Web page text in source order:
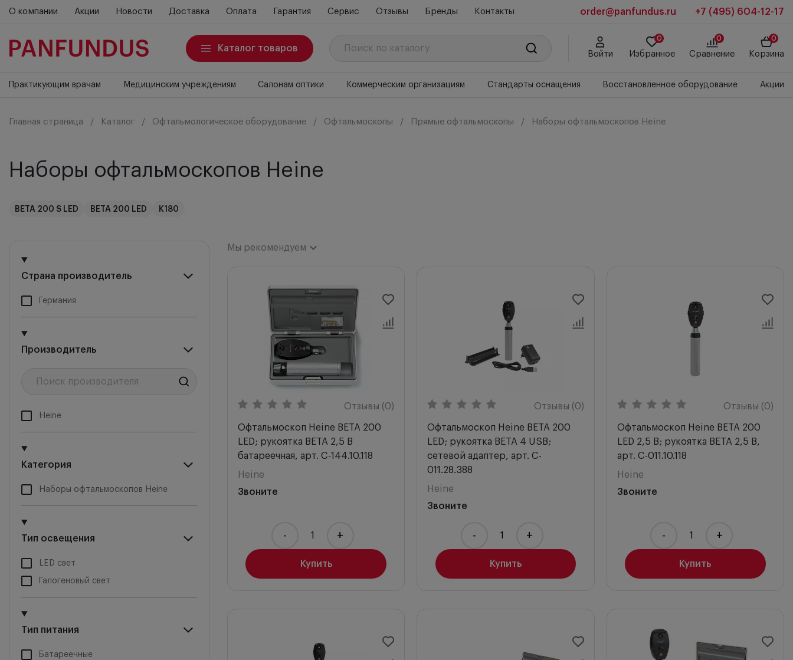
О компании Акции Новости Доставка Оплата Гарантия Сервис Отзывы Бренды Контакты order@panfundus.ru +7 (495) 604-12-17
Каталог товаров
Войти
0
Избранное
0
Сравнение
0
Корзина
Практикующим врачам Медицинским учреждениям Салонам оптики Коммерческим организациям Стандарты оснащения Восстановленное оборудование Акции
Главная страница Каталог Офтальмологическое оборудование Офтальмоскопы Прямые офтальмоскопы Наборы офтальмоскопов Heine
Наборы офтальмоскопов Heine
BETA 200 S LED BETA 200 LED K180
Мы рекомендуем
Новинки
Цена по возрастанию
Цена по убыванию
Сначала с высоким рейтингом
Отзывы (0)
Офтальмоскоп Heine BETA 200
LED; рукоятка BETA 2,5 В
батареечная, арт. C-144.10.118
Heine
Звоните
Купить
- +
Отзывы (0)
Офтальмоскоп Heine BETA 200
LED; рукоятка BETA 4 USB;
сетевой адаптер, арт. C-
011.28.388
Heine
Звоните
Купить
- +
Отзывы (0)
Офтальмоскоп Heine BETA 200
LED 2,5 В; рукоятка BETA 2,5 В,
арт. C-011.10.118
Heine
Звоните
Купить
- +
Страна производитель
Германия
Производитель
Heine
Категория
Наборы офтальмоскопов Heine
Тип освещения
LED свет
Галогеновый свет
Тип питания
Батареечные